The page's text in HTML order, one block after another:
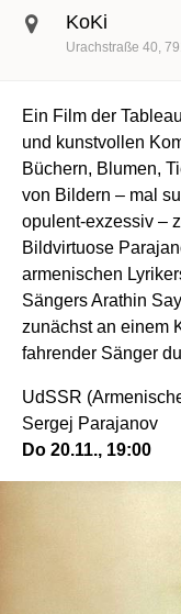
KoKi
Urachstraße 40
Ein Film der
und kunstvollen
Büchern, Blumen,
von Bildern – mal
opulent-exzessiv –
Bildvirtuose
armenischen
Sängers Arathin
zunächst an einem
fahrender Sänger
UdSSR
Sergej Parajanov
Do 20.11., 19:00